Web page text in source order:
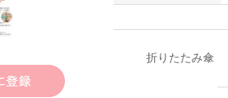
折りたたみ傘